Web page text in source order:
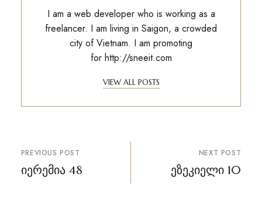
I am a web developer who is working as a
freelancer. I am living in Saigon, a crowded
city of Vietnam. I am promoting
for http://sneeit.com
VIEW ALL POSTS
პოსტის
ნავიგაცია
PREVIOUS POST
იერემია 48
NEXT POST
ეზეკიელი 10